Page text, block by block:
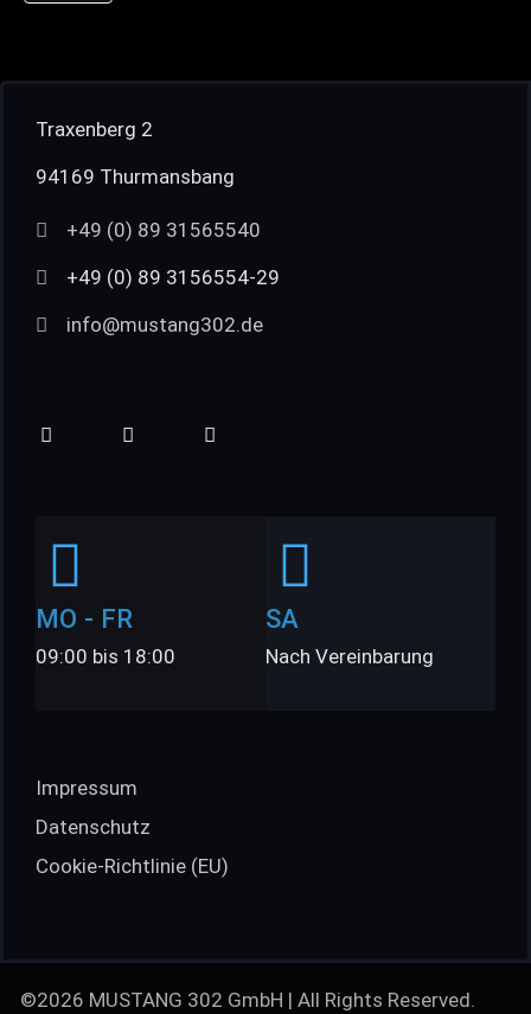
Traxenberg 2
94169 Thurmansbang
+49 (0) 89 31565540
+49 (0) 89 3156554-29
info@mustang302.de
MO - FR
09:00 bis 18:00
SA
Nach Vereinbarung
Impressum
Datenschutz
Cookie-Richtlinie (EU)
©2026 MUSTANG 302 GmbH | All Rights Reserved.